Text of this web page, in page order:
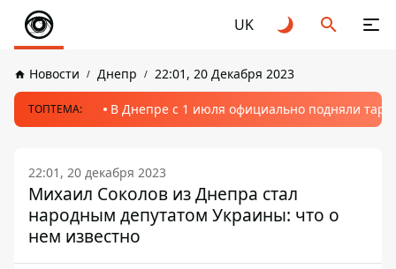
UK
Новости Днепр 22:01, 20 Декабря 2023
ТОПТЕМА: В Днепре с 1 июля официально подняли
22:01, 20 декабря 2023
Михаил Соколов из Днепра стал
народным депутатом Украины: что о
нем известно